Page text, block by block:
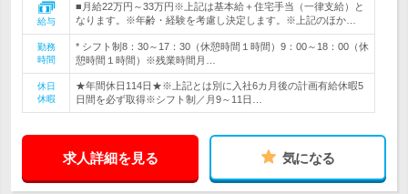
給与
■月給22万円～33万円※上記は基本給＋住宅手当（一律支給）と
なります。※年齢・経験を考慮し決定します。※上記のほか…
勤務
時間
* シフト制8：30～17：30（休憩時間１時間）9：00～18：00（休
憩時間１時間）※残業時間月…
休日
休暇
★年間休日114日★※上記とは別に入社6カ月後の計画有給休暇5
日間を必ず取得※シフト制／月9～11日…
求人詳細を見る 気になる